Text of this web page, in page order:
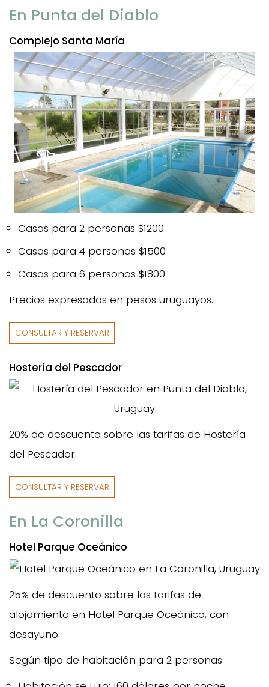
En Punta del Diablo
Complejo Santa María
Casas para 2 personas $1200
Casas para 4 personas $1500
Casas para 6 personas $1800
Precios expresados en pesos uruguayos.
CONSULTAR Y RESERVAR
Hostería del Pescador
20% de descuento sobre las tarifas de Hostería
del Pescador.
CONSULTAR Y RESERVAR
En La Coronilla
Hotel Parque Oceánico
25% de descuento sobre las tarifas de
alojamiento en Hotel Parque Oceánico, con
desayuno:
Según tipo de habitación para 2 personas